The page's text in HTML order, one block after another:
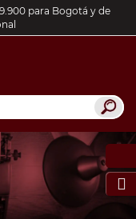
para Bogotá y de
